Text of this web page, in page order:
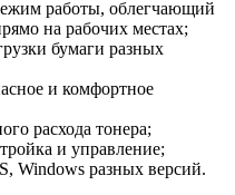
работы, облегчающий
на рабочих местах;
бумаги разных
и комфортное
расхода тонера;
и управление;
Windows разных версий.